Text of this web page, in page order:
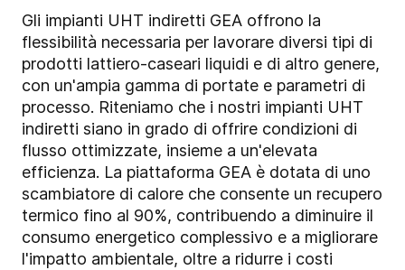
Gli impianti UHT indiretti GEA offrono la
flessibilità necessaria per lavorare diversi tipi di
prodotti lattiero-caseari liquidi e di altro genere,
con un'ampia gamma di portate e parametri di
processo. Riteniamo che i nostri impianti UHT
indiretti siano in grado di offrire condizioni di
flusso ottimizzate, insieme a un'elevata
efficienza. La piattaforma GEA è dotata di uno
scambiatore di calore che consente un recupero
termico fino al 90%, contribuendo a diminuire il
consumo energetico complessivo e a migliorare
l'impatto ambientale, oltre a ridurre i costi